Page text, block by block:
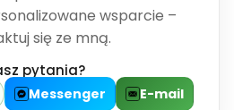
wsparcie –
się ze mną.
pytania?
Messenger E-mail